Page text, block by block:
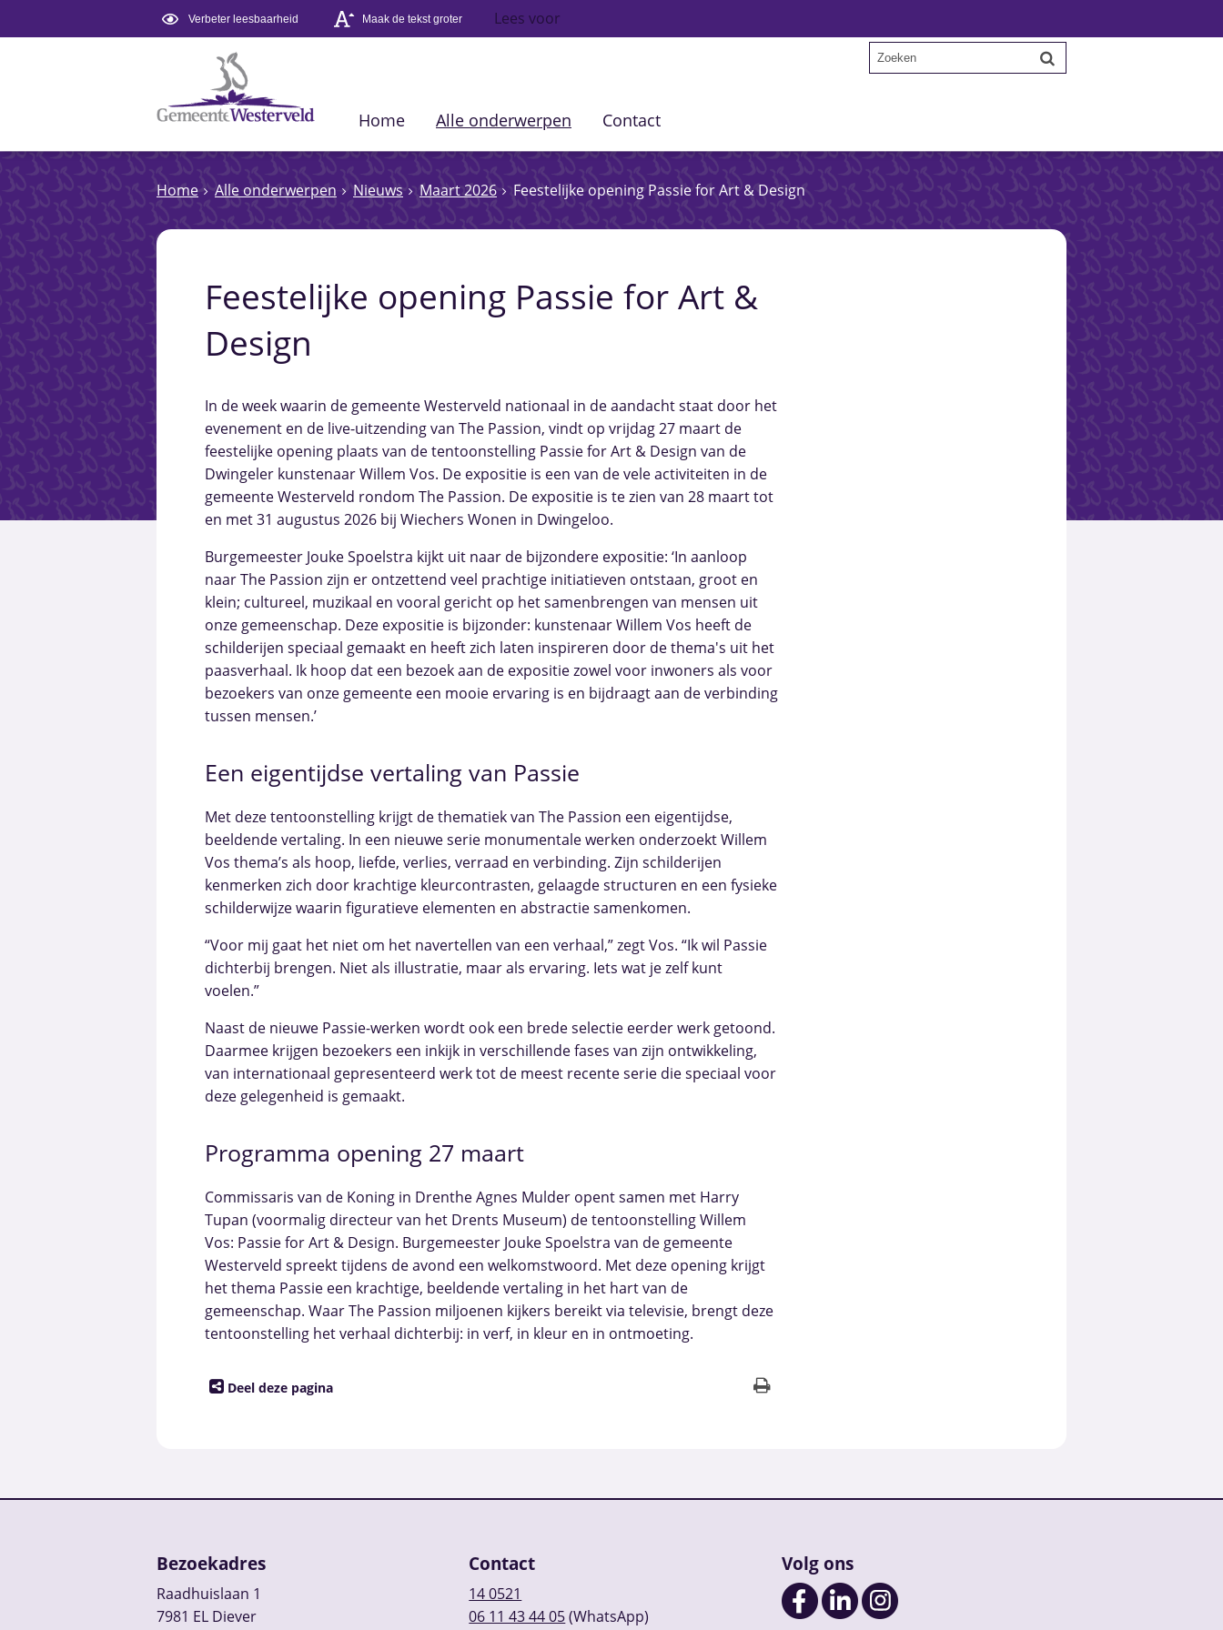
Verbeter leesbaarheid Maak de tekst groter Lees voor
Home Alle onderwerpen Contact
Home Alle onderwerpen Nieuws Maart 2026 Feestelijke opening Passie for Art & Design
Feestelijke opening Passie for Art &
Design
In de week waarin de gemeente Westerveld nationaal in de aandacht staat door het
evenement en de live-uitzending van The Passion, vindt op vrijdag 27 maart de
feestelijke opening plaats van de tentoonstelling Passie for Art & Design van de
Dwingeler kunstenaar Willem Vos. De expositie is een van de vele activiteiten in de
gemeente Westerveld rondom The Passion. De expositie is te zien van 28 maart tot
en met 31 augustus 2026 bij Wiechers Wonen in Dwingeloo.
Burgemeester Jouke Spoelstra kijkt uit naar de bijzondere expositie: ‘In aanloop
naar The Passion zijn er ontzettend veel prachtige initiatieven ontstaan, groot en
klein; cultureel, muzikaal en vooral gericht op het samenbrengen van mensen uit
onze gemeenschap. Deze expositie is bijzonder: kunstenaar Willem Vos heeft de
schilderijen speciaal gemaakt en heeft zich laten inspireren door de thema's uit het
paasverhaal. Ik hoop dat een bezoek aan de expositie zowel voor inwoners als voor
bezoekers van onze gemeente een mooie ervaring is en bijdraagt aan de verbinding
tussen mensen.’
Een eigentijdse vertaling van Passie
Met deze tentoonstelling krijgt de thematiek van The Passion een eigentijdse,
beeldende vertaling. In een nieuwe serie monumentale werken onderzoekt Willem
Vos thema’s als hoop, liefde, verlies, verraad en verbinding. Zijn schilderijen
kenmerken zich door krachtige kleurcontrasten, gelaagde structuren en een fysieke
schilderwijze waarin figuratieve elementen en abstractie samenkomen.
“Voor mij gaat het niet om het navertellen van een verhaal,” zegt Vos. “Ik wil Passie
dichterbij brengen. Niet als illustratie, maar als ervaring. Iets wat je zelf kunt
voelen.”
Naast de nieuwe Passie-werken wordt ook een brede selectie eerder werk getoond.
Daarmee krijgen bezoekers een inkijk in verschillende fases van zijn ontwikkeling,
van internationaal gepresenteerd werk tot de meest recente serie die speciaal voor
deze gelegenheid is gemaakt.
Programma opening 27 maart
Commissaris van de Koning in Drenthe Agnes Mulder opent samen met Harry
Tupan (voormalig directeur van het Drents Museum) de tentoonstelling Willem
Vos: Passie for Art & Design. Burgemeester Jouke Spoelstra van de gemeente
Westerveld spreekt tijdens de avond een welkomstwoord. Met deze opening krijgt
het thema Passie een krachtige, beeldende vertaling in het hart van de
gemeenschap. Waar The Passion miljoenen kijkers bereikt via televisie, brengt deze
tentoonstelling het verhaal dichterbij: in verf, in kleur en in ontmoeting.
Deel deze pagina
Bezoekadres
Raadhuislaan 1
7981 EL Diever
Contact
14 0521
06 11 43 44 05(WhatsApp)
Volg ons